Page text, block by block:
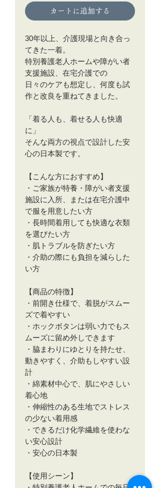
カートに追加する
30年以上、介護現場と向き合っ
てきた一着。
特別養護老人ホームや障がい者
支援施設、在宅介護での
日々のケアも想定し、何度も試
作と改良を重ねてきました。
「着る人も、着せる人も快適
に」
そんな両方の視点で設計した安
心の日本製です。
【こんな方におすすめ】
・ご家族が特養・障がい者支援
施設に入所、または在宅介護中
で服を用意したい方
・長時間着用しても快適な衣類
を選びたい方
・肌トラブルを防ぎたい方
・介助の際にも負担を減らした
い方
【商品の特徴】
・前開き仕様で、着脱がスムー
ズで着やすい
・ホックボタンは弱い力でもス
ムーズに留め外しできます
・脇まわりにゆとりを持たせ、
動きやすく、介助もしやすい設
計
・綿素材中心で、肌にやさしい
着心地
・伸縮性のある生地でストレス
の少ない着用感
・できるだけ化学繊維を使わな
い安心設計
・安心の日本製
【使用シーン】